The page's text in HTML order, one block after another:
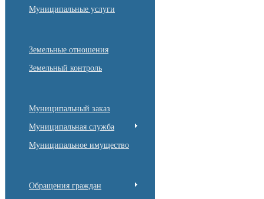
Муниципальные услуги
Земельные отношения
Земельный контроль
Муниципальный заказ
Муниципальная служба
Муниципальное имущество
Обращения граждан